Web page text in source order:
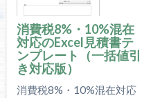
消費税8%・10%混在
対応のExcel見積書テ
ンプレート（一括値引
き対応版）
消費税8%・10%混在対応